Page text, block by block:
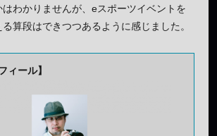
はわかりませんが、eスポーツイベントを
算段はできつつあるように感じました。
ィール】